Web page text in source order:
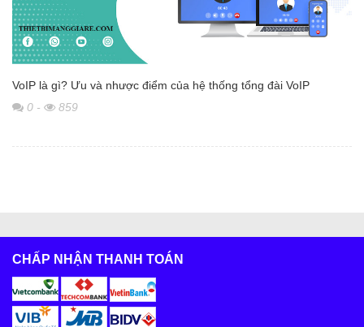
VoIP là gì? Ưu và nhược điểm của hệ thống tổng đài VoIP
0 - 859
CHẤP NHẬN THANH TOÁN